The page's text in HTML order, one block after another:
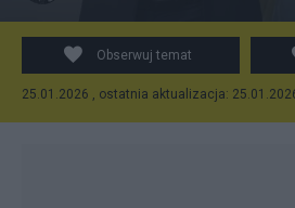
Obserwuj temat
25.01.2026 , ostatnia aktualizacja: